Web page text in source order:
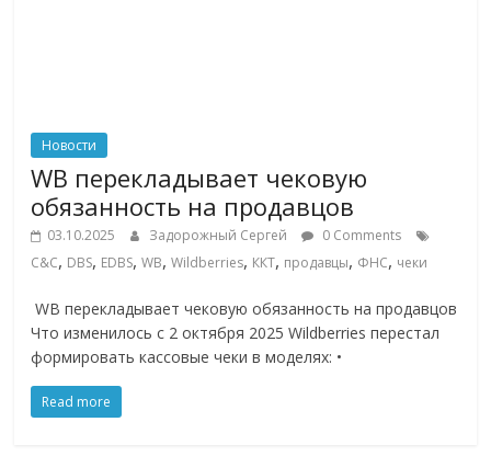
Новости
WB перекладывает чековую
обязанность на продавцов
03.10.2025 Задорожный Сергей
0 Comments
C&C, DBS, EDBS,WB,Wildberries, ККТ, продавцы, ФНС, чеки
WB перекладывает чековую обязанность на продавцов
Что изменилось с 2 октября 2025 Wildberries перестал
формировать кассовые чеки в моделях: •
Read more